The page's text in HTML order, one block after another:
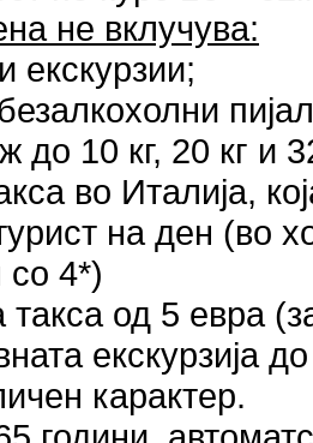
не вклучува:
екскурзии;
до 10 кг, 20 кг и
во Италија,
на ден (во
со 4*)
од 5 евра
екскурзија
карактер.